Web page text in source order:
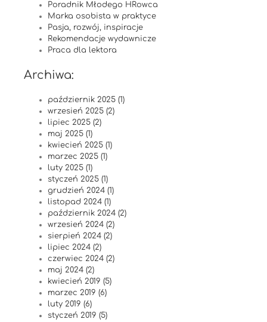
Poradnik Młodego HRowca
Marka osobista w praktyce
Pasja, rozwój, inspiracje
Rekomendacje wydawnicze
Praca dla lektora
Archiwa:
październik 2025 (1)
wrzesień 2025 (2)
lipiec 2025 (2)
maj 2025 (1)
kwiecień 2025 (1)
marzec 2025 (1)
luty 2025 (1)
styczeń 2025 (1)
grudzień 2024 (1)
listopad 2024 (1)
październik 2024 (2)
wrzesień 2024 (2)
sierpień 2024 (2)
lipiec 2024 (2)
czerwiec 2024 (2)
maj 2024 (2)
kwiecień 2019 (5)
marzec 2019 (6)
luty 2019 (6)
styczeń 2019 (5)